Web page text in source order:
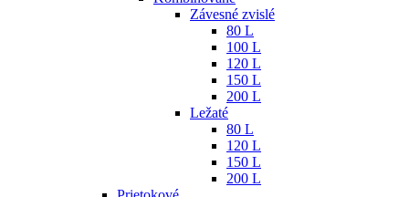
Závesné zvislé
80 L
100 L
120 L
150 L
200 L
Ležaté
80 L
120 L
150 L
200 L